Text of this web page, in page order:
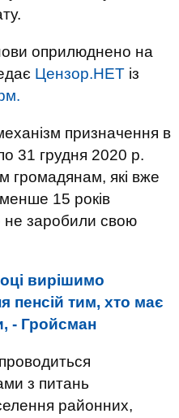
оприлюднено на
Цензор.НЕТ із
призначення в
31 грудня 2020 р.
громадянам, які вже
15 років
не заробили свою
вирішимо
пенсій тим, хто має
- Гройсман
з питань
районних,